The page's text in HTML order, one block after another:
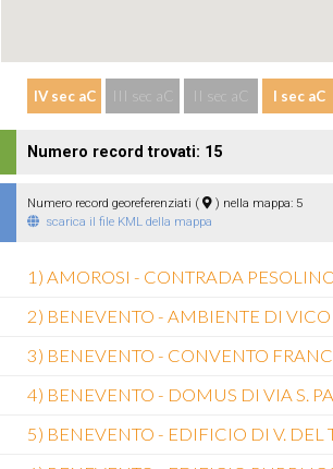
Numero record trovati: 15
Numero record georeferenziati (
) nella mappa: 5
scarica il file KML della mappa
1) AMOROSI - CONTRADA
2) BENEVENTO - AMBIENTE DI
3) BENEVENTO - CONVENTO
4) BENEVENTO - DOMUS DI VIA S.
5) BENEVENTO - EDIFICIO DI V. DEL